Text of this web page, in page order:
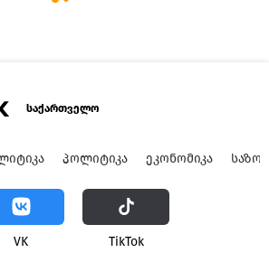
საქართველო
ᲞᲝᲚᲘᲢᲘᲙᲐ ᲔᲙᲝᲜᲝᲛᲘᲙᲐ
VK ТikТоk